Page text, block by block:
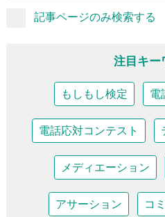
記事ページのみ検索する
注目キー
もしもし検定 電
電話応対コンテスト
メディエーション
アサーション コ